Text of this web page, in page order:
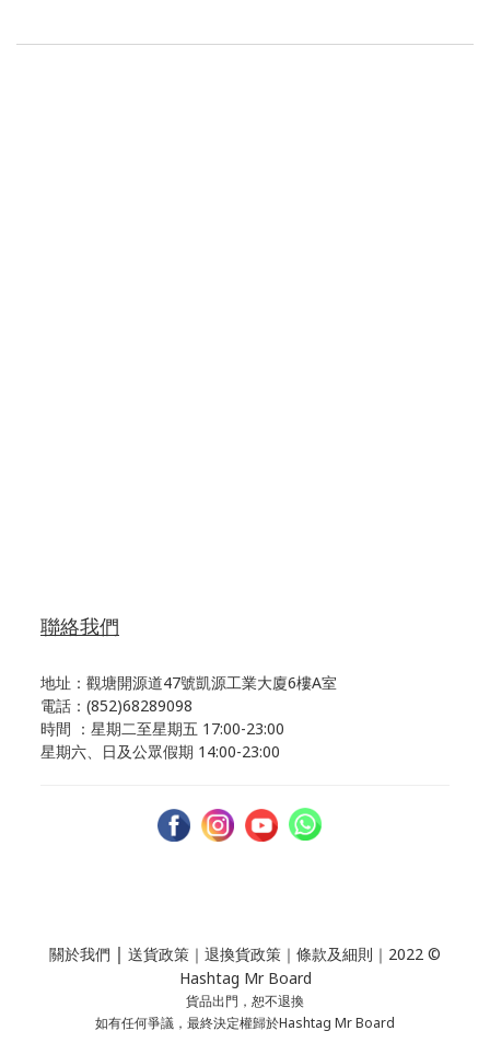
聯絡我們
地址：觀塘開源道47號凱源工業大廈6樓A室
電話：(852)68289098
時間 ：星期二至星期五 17:00-23:00
星期六、日及公眾假期 14:00-23:00
關於我們 ｜ 送貨政策 ｜ 退換貨政策 ｜ 條款及細則 ｜2022 ©
Hashtag Mr Board
貨品出門，恕不退換
如有任何爭議，最終決定權歸於Hashtag Mr Board